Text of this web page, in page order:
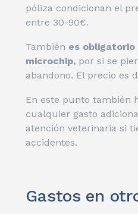
póliza condicionan el
entre 30-90€.
También es obligatorio
microchip,por si se
abandono. El precio es
En este punto también
cualquier gasto
atención veterinaria si
accidentes.
Gastos en